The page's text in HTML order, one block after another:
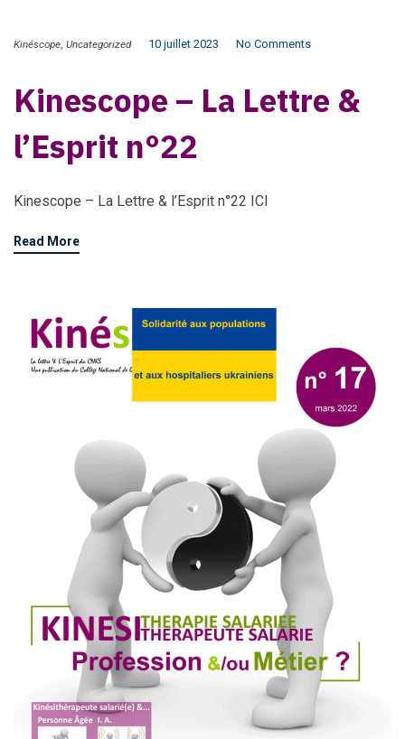
Kinéscope Uncategorized 10 juillet 2023 No Comments
Kinescope – La Lettre &
l’Esprit n°22
Kinescope – La Lettre & l’Esprit n°22 ICI
Read More